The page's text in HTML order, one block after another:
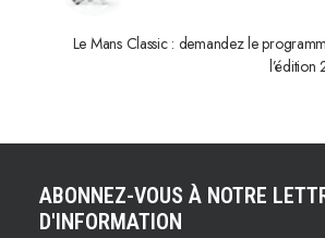
Le Mans Classic : demandez le
l’édition
ABONNEZ-VOUS À NOTRE
D'INFORMATION